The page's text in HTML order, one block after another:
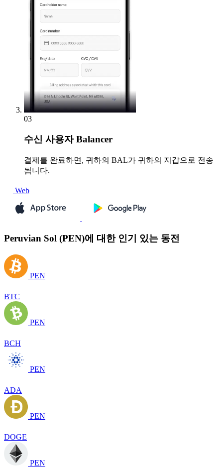
03
수신 사용자 Balancer
결제를 완료하면, 귀하의 BAL가 귀하의 지갑으로 전송
됩니다.
Web
Peruvian Sol (PEN)에 대한 인기 있는 동전
PEN
BTC
PEN
BCH
PEN
ADA
PEN
DOGE
PEN